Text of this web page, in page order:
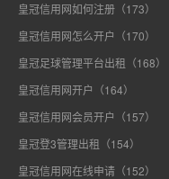
皇冠信用网如何注册（173）
皇冠信用网怎么开户（170）
皇冠足球管理平台出租（168）
皇冠信用网开户（164）
皇冠信用网会员开户（157）
皇冠登3管理出租（154）
皇冠信用网在线申请（152）